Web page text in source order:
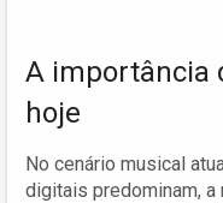
A importância
hoje
No cenário musical
digitais predominam, a